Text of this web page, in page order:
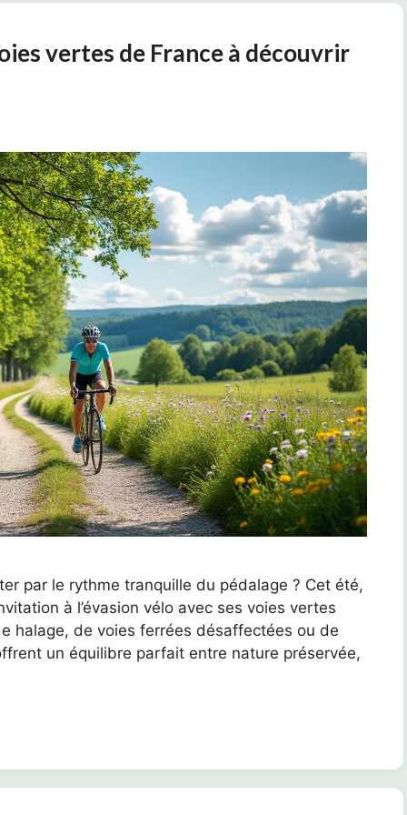
vertes de France à découvrir
par le rythme tranquille du pédalage ? Cet été,
à l’évasion vélo avec ses voies vertes
halage, de voies ferrées désaffectées ou de
un équilibre parfait entre nature préservée,